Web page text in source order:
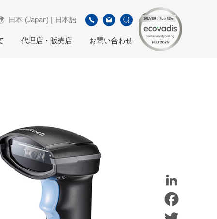
日本 (Japan) | 日本語
代理店・販売店 お問い合わせ